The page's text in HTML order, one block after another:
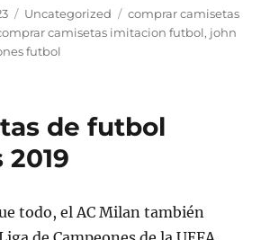
Categorías
Uncategorized Etiquetas
comprar camisetas
camisetas imitacion futbol, john
futbol
de futbol
2019
todo, el AC Milan también